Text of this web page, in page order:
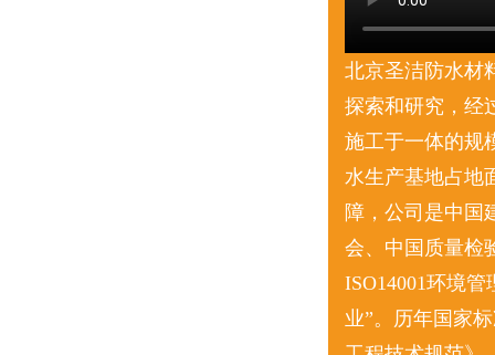
北京圣洁防水材
探索和研究，经
施工于一体的规
水生产基地占地
障，公司是中国
会、中国质量检
ISO14001环境
业”。历年国家